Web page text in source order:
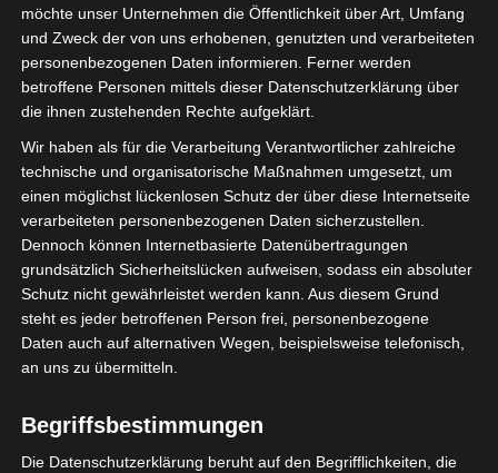
isdv vor Ort:
BKM und BMWK an die Kreativpilotinnen
und Kreativpiloten in Berlin.
möchte unser Unternehmen die Öffentlichkeit über Art, Umfang
und Zweck der von uns erhobenen, genutzten und verarbeiteten
personenbezogenen Daten informieren. Ferner werden
betroffene Personen mittels dieser Datenschutzerklärung über
die ihnen zustehenden Rechte aufgeklärt.
Wir haben als für die Verarbeitung Verantwortlicher zahlreiche
technische und organisatorische Maßnahmen umgesetzt, um
einen möglichst lückenlosen Schutz der über diese Internetseite
verarbeiteten personenbezogenen Daten sicherzustellen.
Dennoch können Internetbasierte Datenübertragungen
grundsätzlich Sicherheitslücken aufweisen, sodass ein absoluter
Schutz nicht gewährleistet werden kann. Aus diesem Grund
steht es jeder betroffenen Person frei, personenbezogene
Daten auch auf alternativen Wegen, beispielsweise telefonisch,
an uns zu übermitteln.
Begriffsbestimmungen
Die Datenschutzerklärung beruht auf den Begrifflichkeiten, die